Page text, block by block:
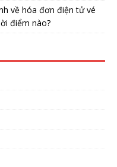
về hóa đơn điện tử vé
điểm nào?